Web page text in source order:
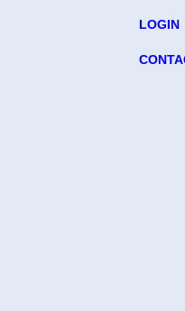
LOGIN